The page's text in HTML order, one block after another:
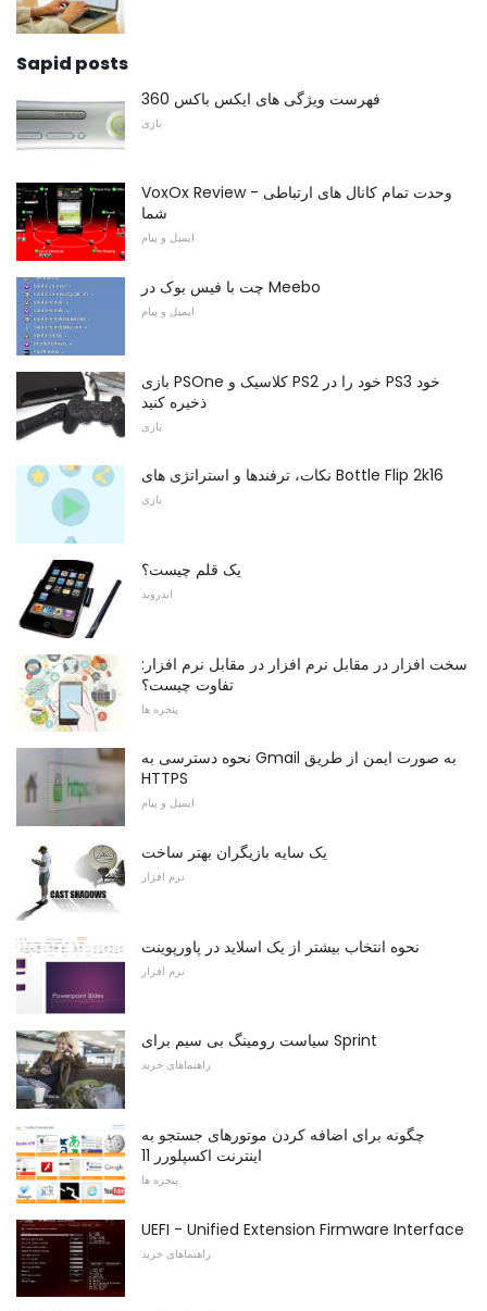
Sapid posts
فهرست ویژگی های ایکس باکس 360
بازی
VoxOx Review - وحدت تمام کانال های ارتباطی
شما
ایمیل و پیام
چت با فیس بوک در Meebo
ایمیل و پیام
بازی PSOne کلاسیک و PS2 خود را در PS3 خود
ذخیره کنید
بازی
نکات، ترفندها و استراتژی های Bottle Flip 2k16
بازی
یک قلم چیست؟
اندروید
سخت افزار در مقابل نرم افزار در مقابل نرم افزار:
تفاوت چیست؟
پنجره ها
نحوه دسترسی به Gmail به صورت ایمن از طریق
HTTPS
ایمیل و پیام
یک سایه بازیگران بهتر ساخت
نرم افزار
نحوه انتخاب بیشتر از یک اسلاید در پاورپوینت
نرم افزار
سیاست رومینگ بی سیم برای Sprint
راهنماهای خرید
چگونه برای اضافه کردن موتورهای جستجو به
اینترنت اکسپلورر 11
پنجره ها
UEFI - Unified Extension Firmware Interface
راهنماهای خرید